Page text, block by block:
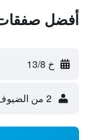
أفضل
خ 13/8
2 من الضيوف، غرفة واحدة